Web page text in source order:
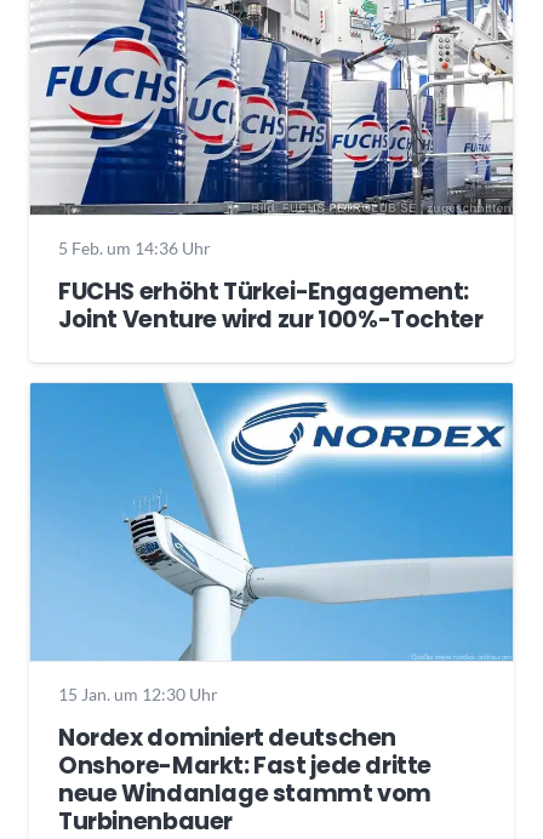
5 Feb. um 14:36 Uhr
FUCHS erhöht Türkei-Engagement:
Joint Venture wird zur 100%-Tochter
15 Jan. um 12:30 Uhr
Nordex dominiert deutschen
Onshore-Markt: Fast jede dritte
neue Windanlage stammt vom
Turbinenbauer